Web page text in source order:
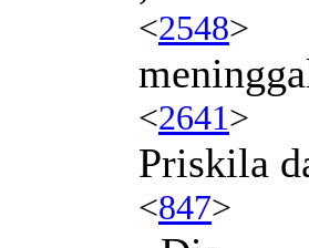
<2548>
<2641>
Priskila
<847>